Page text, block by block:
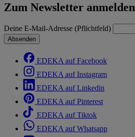
Zum Newsletter anmelden
Deine E-Mail-Adresse (Pflichtfeld)
Absenden
EDEKA auf Facebook
EDEKA auf Instagram
EDEKA auf Linkedin
EDEKA auf Pinterest
EDEKA auf Tiktok
EDEKA auf Whatsapp